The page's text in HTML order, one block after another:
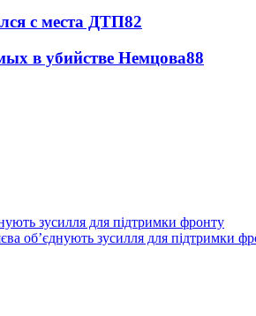
с места ДТП82
в убийстве Немцова88
об’єднують зусилля для підтримки